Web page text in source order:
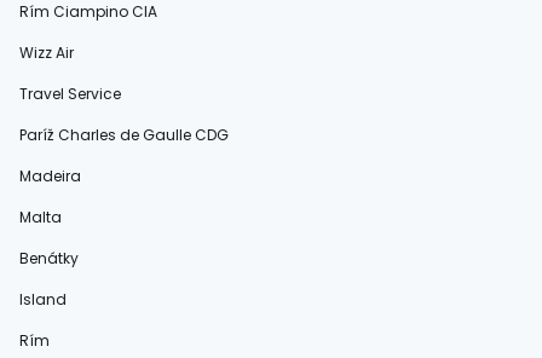
Rím Ciampino CIA
Wizz Air
Travel Service
Paríž Charles de Gaulle CDG
Madeira
Malta
Benátky
Island
Rím